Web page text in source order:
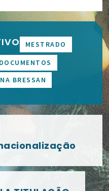
MESTRADO
DOCUMENTOS
BRESSAN